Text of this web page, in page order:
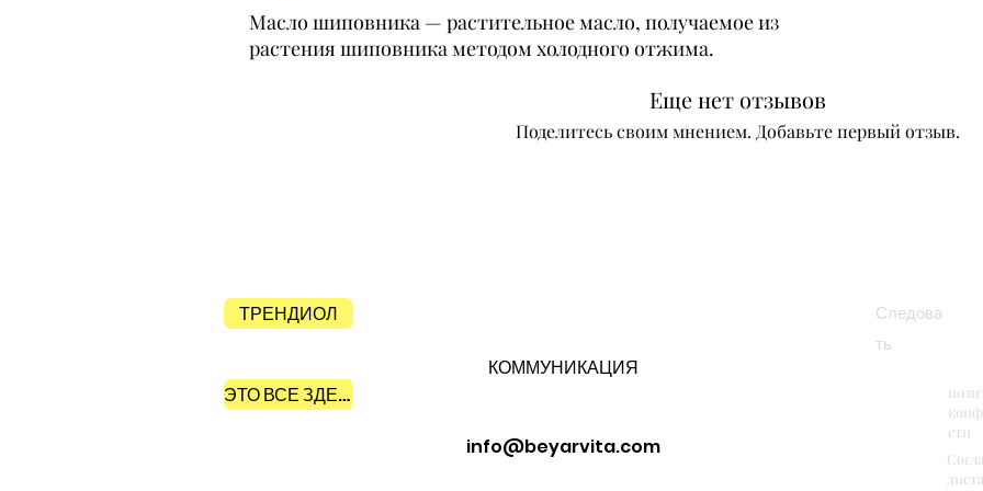
Масло шиповника — растительное масло, получаемое из
растения шиповника методом холодного отжима.
Еще нет отзывов
Поделитесь своим мнением. Добавьте первый отзыв.
ТРЕНДИОЛ
ЭТО ВСЕ ЗДЕСЬ
КОММУНИКАЦИЯ
info@beyarvita.com
Следова
ть
сти